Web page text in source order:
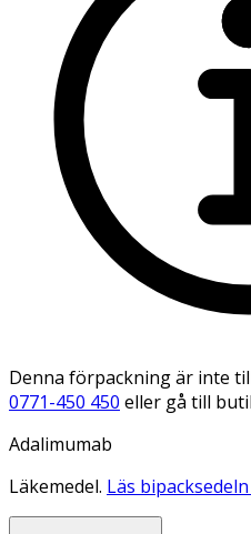
Denna förpackning är inte
0771-450 450 eller gå till
Adalimumab
Läkemedel. Läs